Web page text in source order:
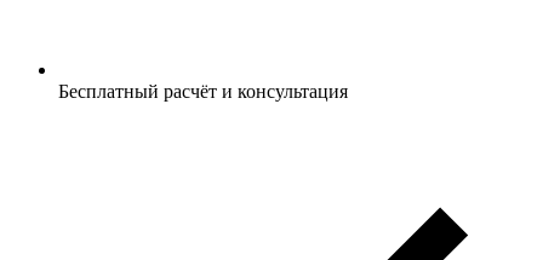
Бесплатный расчёт и консультация